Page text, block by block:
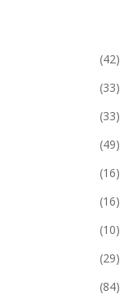
(42)
(33)
(33)
(49)
(16)
(16)
(10)
(29)
(84)